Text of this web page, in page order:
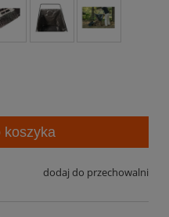
koszyka
dodaj do przechowalni